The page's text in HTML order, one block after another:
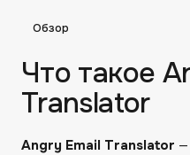
Обзор
Что такое
Translator
Angry Email Translator —